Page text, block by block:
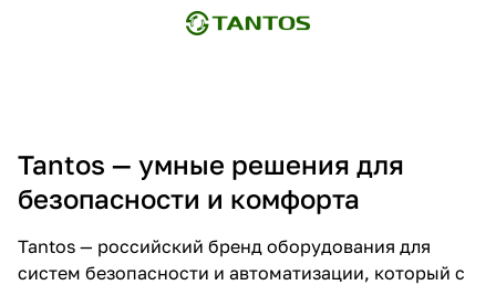
Tantos — умные решения для
безопасности и комфорта
Tantos — российский бренд оборудования для
систем безопасности и автоматизации, который с